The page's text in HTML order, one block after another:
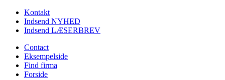
Kontakt
Indsend NYHED
Indsend LÆSERBREV
Contact
Eksempelside
Find firma
Forside